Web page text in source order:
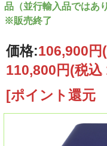
品（並行輸入品では
※販売終了
価格:106,900円
110,800円(税込
[ポイント還元